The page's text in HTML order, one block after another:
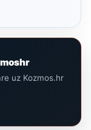
uz Kozmos.hr